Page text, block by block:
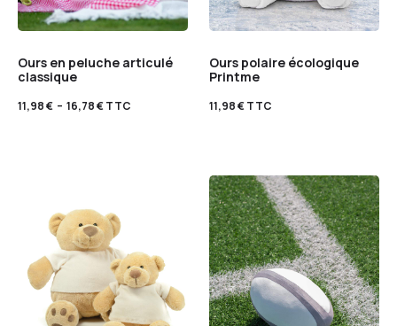
Ours en peluche articulé
classique
11,98€ – 16,78€TTC
Ours polaire écologique
Printme
11,98€TTC